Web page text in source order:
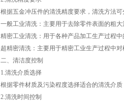
根据五金冲压件的清洗精度要求，清洗方法
一般工业清洗：主要用于去除零件表面的粗
精密工业清洗：用于各种产品加工生产过程
超精密清洗：主要用于精密工业生产过程中
二、清洁度控制
1.清洗介质选择
根据零件材质及污染程度选择适合的清洗介
2.清洗时间控制